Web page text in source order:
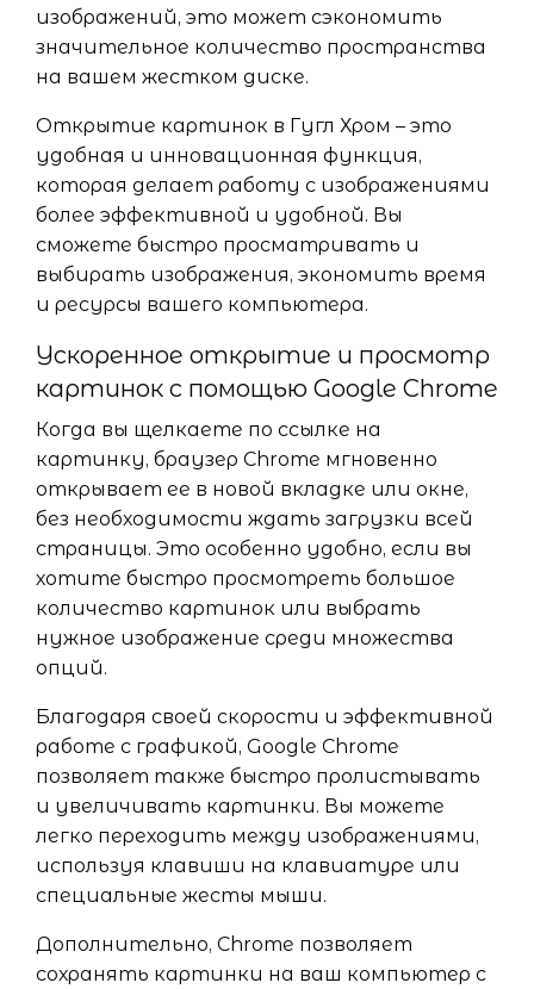
изображений, это может сэкономить
значительное количество пространства
на вашем жестком диске.
Открытие картинок в Гугл Хром – это
удобная и инновационная функция,
которая делает работу с изображениями
более эффективной и удобной. Вы
сможете быстро просматривать и
выбирать изображения, экономить время
и ресурсы вашего компьютера.
Ускоренное открытие и просмотр
картинок с помощью Google Chrome
Когда вы щелкаете по ссылке на
картинку, браузер Chrome мгновенно
открывает ее в новой вкладке или окне,
без необходимости ждать загрузки всей
страницы. Это особенно удобно, если вы
хотите быстро просмотреть большое
количество картинок или выбрать
нужное изображение среди множества
опций.
Благодаря своей скорости и эффективной
работе с графикой, Google Chrome
позволяет также быстро пролистывать
и увеличивать картинки. Вы можете
легко переходить между изображениями,
используя клавиши на клавиатуре или
специальные жесты мыши.
Дополнительно, Chrome позволяет
сохранять картинки на ваш компьютер с